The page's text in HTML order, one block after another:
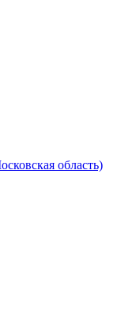
область)